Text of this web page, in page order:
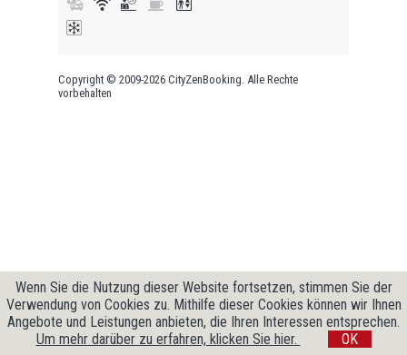
Copyright © 2009-2026 CityZenBooking. Alle Rechte
vorbehalten
Wenn Sie die Nutzung dieser Website fortsetzen, stimmen Sie der
Verwendung von Cookies zu. Mithilfe dieser Cookies können wir Ihnen
Angebote und Leistungen anbieten, die Ihren Interessen entsprechen.
Um mehr darüber zu erfahren, klicken Sie hier.
OK